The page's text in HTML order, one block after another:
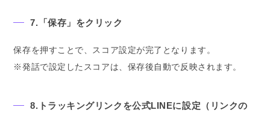
7.「保存」をクリック
保存を押すことで、スコア設定が完了となります。
※発話で設定したスコアは、保存後自動で反映されます。
8.トラッキングリンクを公式LINEに設定（リンクの